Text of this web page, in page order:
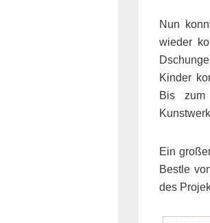
Nun
wieder
Kinder
Bis
Ein
Bestle
des